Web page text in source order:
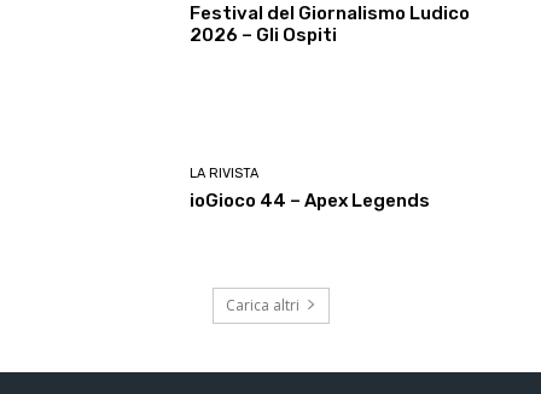
Festival del Giornalismo Ludico
2026 – Gli Ospiti
LA RIVISTA
ioGioco 44 – Apex Legends
Carica altri